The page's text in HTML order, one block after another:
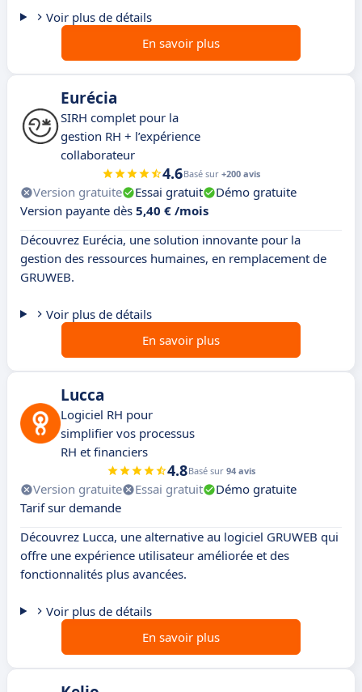
Voir plus de détails
En savoir plus
Eurécia
SIRH complet pour la
gestion RH + l’expérience
collaborateur
4.6Basé sur +200 avis
Version gratuite Essai gratuit
Démo gratuite
Version payante dès 5,40 € /mois
Découvrez Eurécia, une solution innovante pour la
gestion des ressources humaines, en remplacement de
GRUWEB.
Voir plus de détails
En savoir plus
Lucca
Logiciel RH pour
simplifier vos processus
RH et financiers
4.8Basé sur 94 avis
Version gratuite Essai gratuit
Démo gratuite
Tarif sur demande
Découvrez Lucca, une alternative au logiciel GRUWEB qui
offre une expérience utilisateur améliorée et des
fonctionnalités plus avancées.
Voir plus de détails
En savoir plus